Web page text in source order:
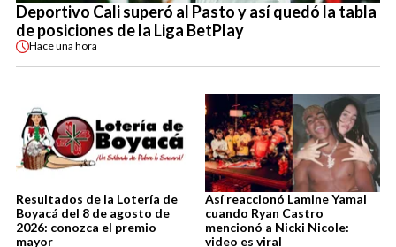
Deportivo Cali superó al Pasto y así quedó la tabla
de posiciones de la Liga BetPlay
Haceuna hora
Resultados de la Lotería de
Boyacá del 8 de agosto de
2026: conozca el premio
mayor
Así reaccionó Lamine Yamal
cuando Ryan Castro
mencionó a Nicki Nicole:
video es viral